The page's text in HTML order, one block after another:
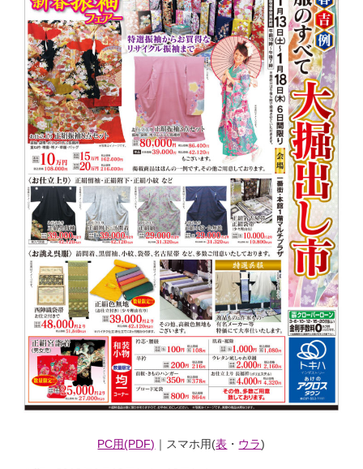
PC用(PDF) ｜スマホ用(表 ・ ウラ)